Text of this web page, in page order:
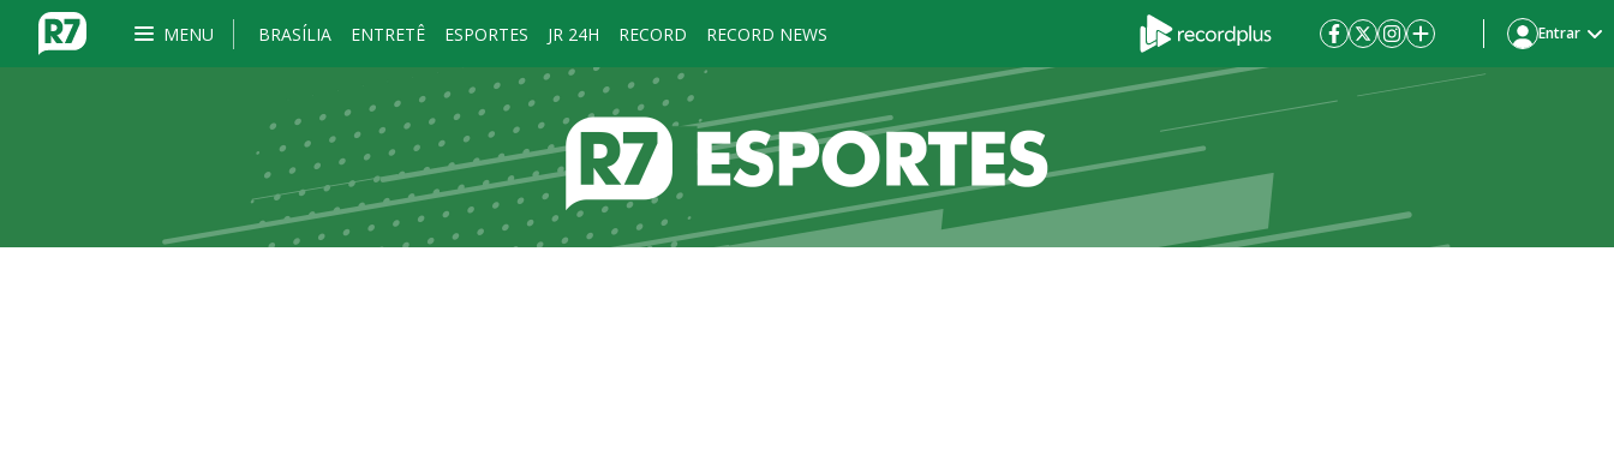
MENU BRASÍLIA ENTRETÊ ESPORTES JR 24H RECORD RECORD NEWS Entrar